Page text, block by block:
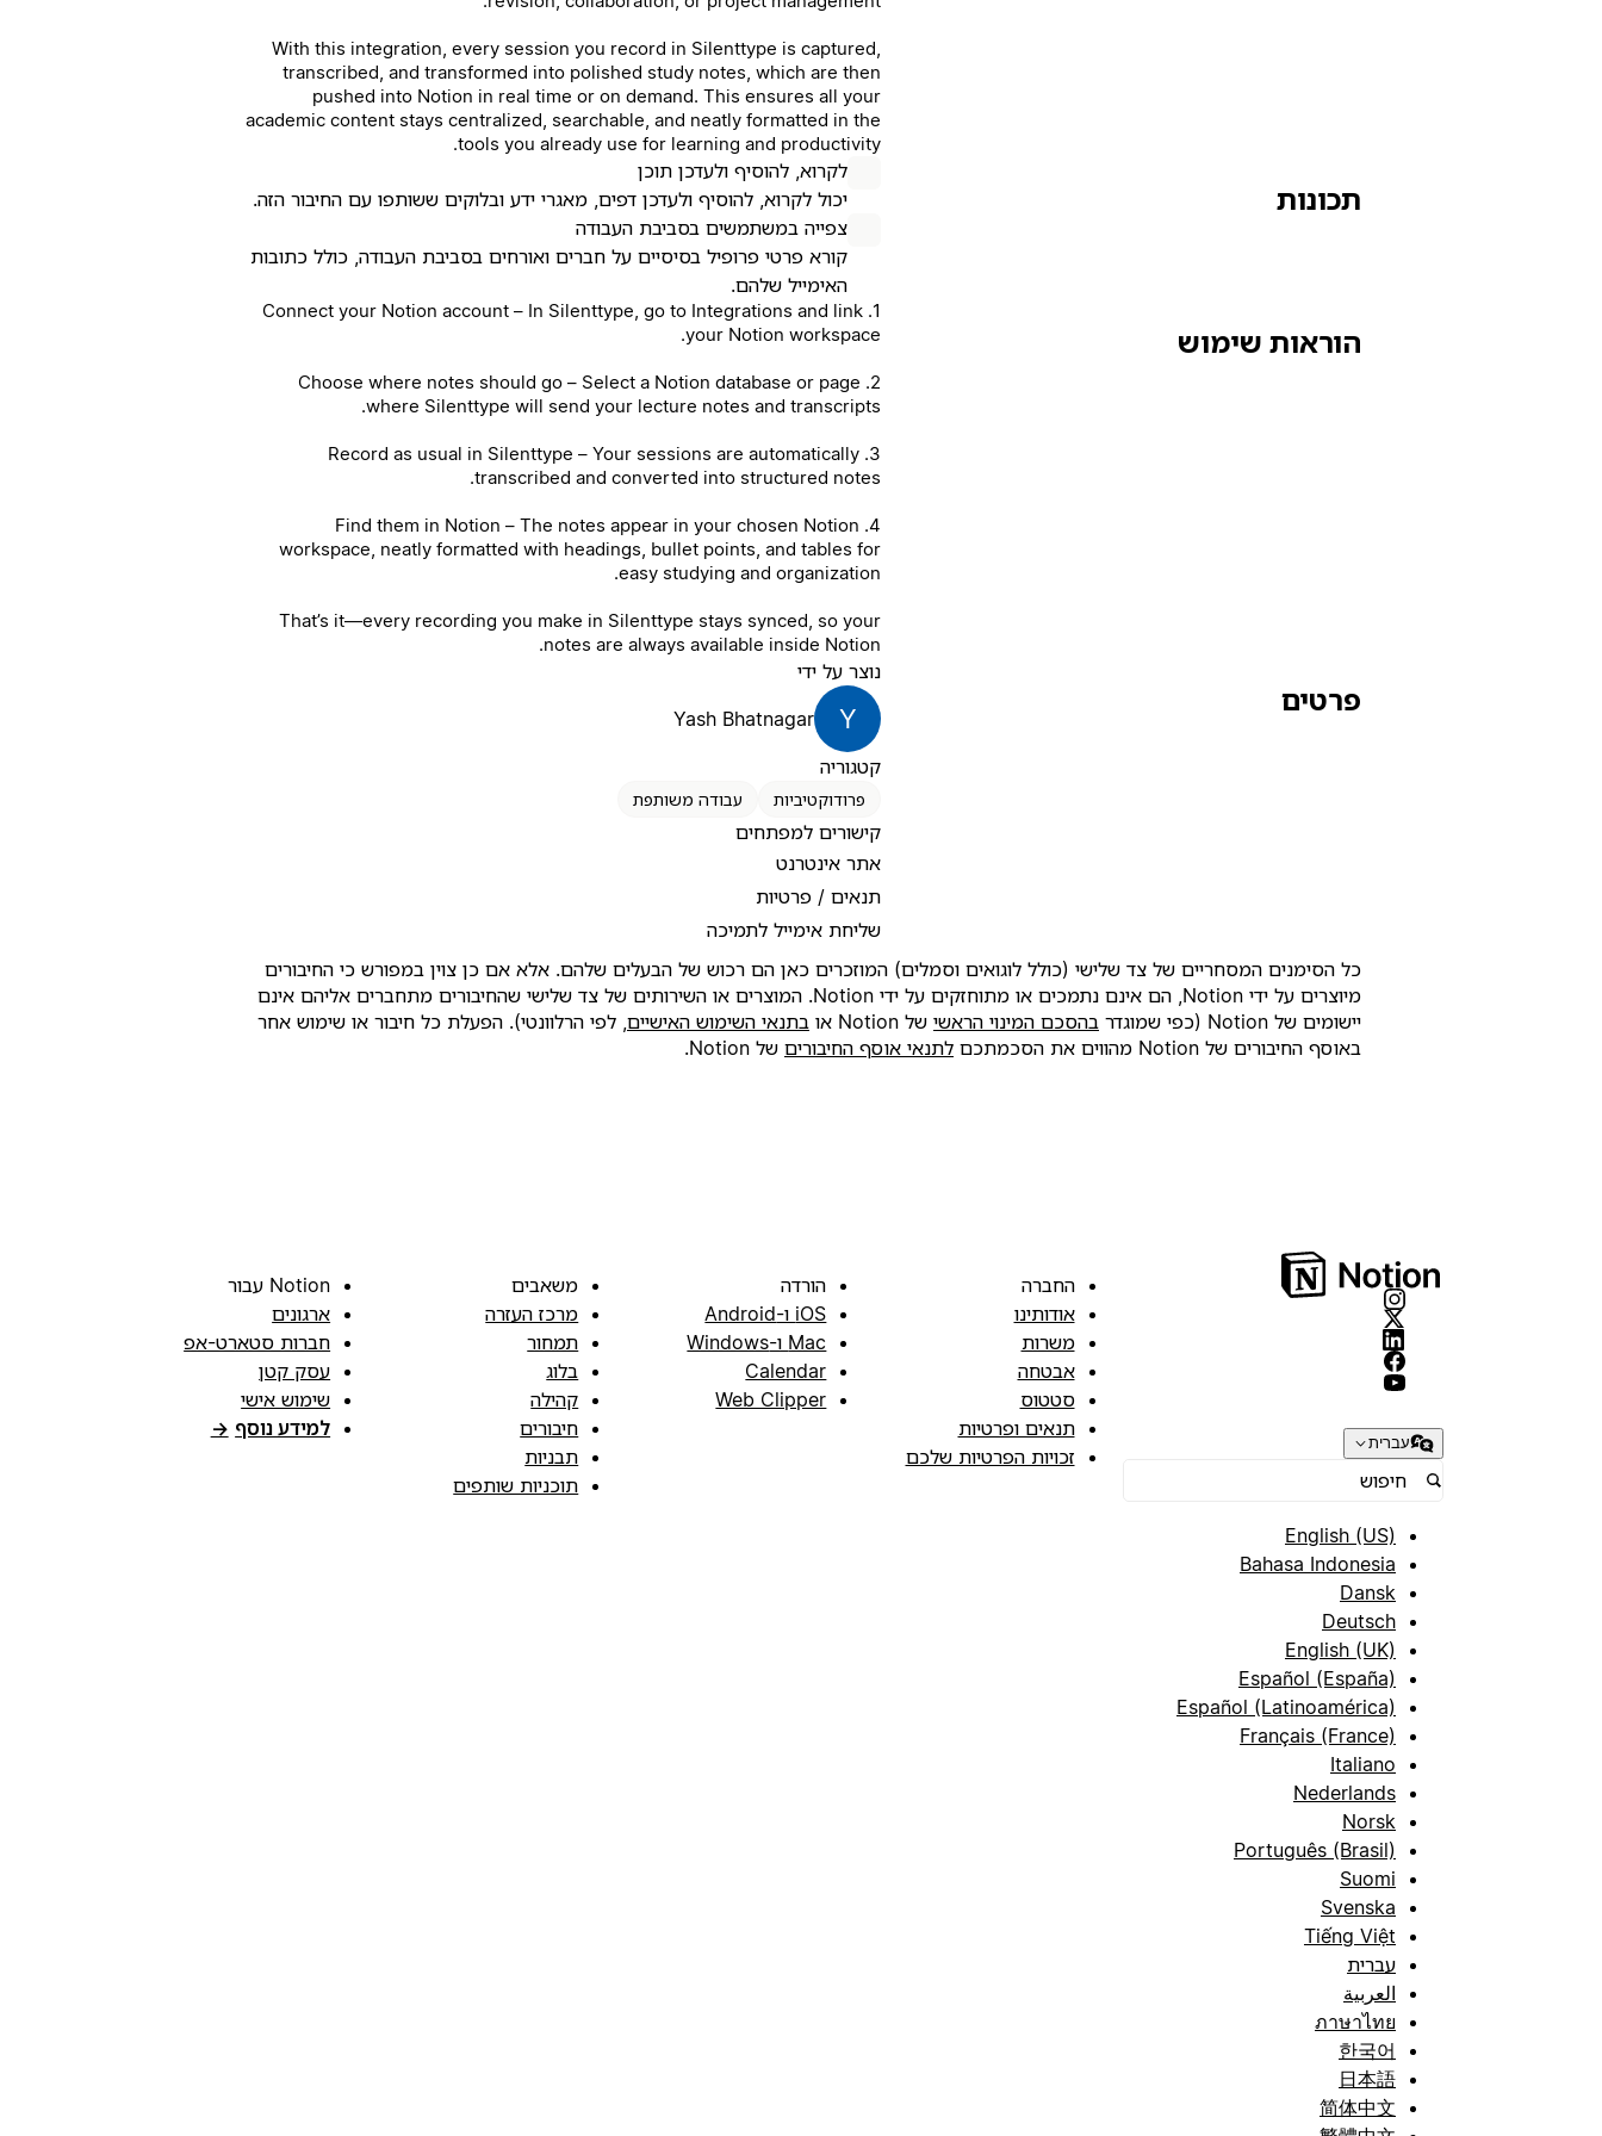
With this integration, every session you record in Silenttype is captured,
transcribed, and transformed into polished study notes, which are then
pushed into Notion in real time or on demand. This ensures all your
academic content stays centralized, searchable, and neatly formatted in the
tools you already use for learning and productivity.
תכונות
לקרוא, להוסיף ולעדכן תוכן
יכול לקרוא, להוסיף ולעדכן דפים, מאגרי ידע ובלוקים ששותפו עם החיבור הזה.
צפייה במשתמשים בסביבת העבודה
קורא פרטי פרופיל בסיסיים על חברים ואורחים בסביבת העבודה, כולל כתובות
האימייל שלהם.
הוראות שימוש
1. Connect your Notion account – In Silenttype, go to Integrations and link
your Notion workspace.
2. Choose where notes should go – Select a Notion database or page
where Silenttype will send your lecture notes and transcripts.
3. Record as usual in Silenttype – Your sessions are automatically
transcribed and converted into structured notes.
4. Find them in Notion – The notes appear in your chosen Notion
workspace, neatly formatted with headings, bullet points, and tables for
easy studying and organization.
That’s it—every recording you make in Silenttype stays synced, so your
notes are always available inside Notion.
פרטים
נוצר על ידי
Y
Yash Bhatnagar
קטגוריה
פרודוקטיביות עבודה משותפת
קישורים למפתחים
אתר אינטרנט
תנאים / פרטיות
שליחת אימייל לתמיכה
כל הסימנים המסחריים של צד שלישי (כולל לוגואים וסמלים) המוזכרים כאן הם רכוש של הבעלים שלהם. אלא אם כן צוין במפורש כי החיבורים
מיוצרים על ידי Notion, הם אינם נתמכים או מתוחזקים על ידי Notion. המוצרים או השירותים של צד שלישי שהחיבורים מתחברים אליהם אינם
יישומים של Notion (כפי שמוגדר‏
בהסכם המינוי הראשי של Notion או בתנאי השימוש האישיים , לפי הרלוונטי). הפעלת כל חיבור או שימוש אחר
באוסף החיבורים של Notion מהווים את הסכמתכם
לתנאי אוסף החיבורים של Notion.
עברית
English (US)
Bahasa Indonesia
Dansk
Deutsch
English (UK)
Español (España)
Español (Latinoamérica)
Français (France)
Italiano
Nederlands
Norsk
Português (Brasil)
Suomi
Svenska
Tiếng Việt
עברית
العربية
ภาษาไทย
한국어
日本語
简体中文
החברה
אודותינו
משרות
אבטחה
סטטוס
תנאים ופרטיות
זכויות הפרטיות שלכם
הורדה
iOS ו-Android
Mac ו-Windows
Calendar
Web Clipper
משאבים
מרכז העזרה
תמחור
בלוג
קהילה
חיבורים
תבניות
תוכניות שותפים
Notion עבור
ארגונים
חברות סטארט-אפ
עסק קטן
שימוש אישי
למידע נוסף →